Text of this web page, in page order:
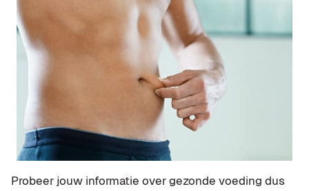
Probeer jouw informatie over gezonde voeding dus